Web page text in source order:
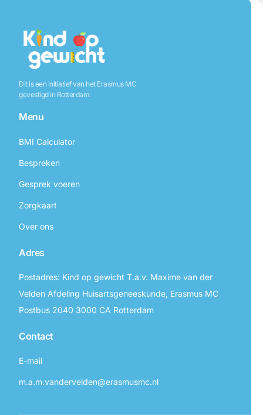
Dit is een initiatief van het Erasmus MC
gevestigd in Rotterdam.
Menu
BMI Calculator
Bespreken
Gesprek voeren
Zorgkaart
Over ons
Adres
Postadres: Kind op gewicht T.a.v. Maxime van der
Velden Afdeling Huisartsgeneeskunde, Erasmus MC
Postbus 2040 3000 CA Rotterdam
Contact
E-mail
m.a.m.vandervelden@erasmusmc.nl